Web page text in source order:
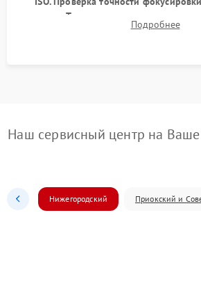
мишени. Тест записи на карту памяти,
вспышки, микрофона и всех
Подробнее
Наш сервисный центр на
Нижегородский Приокский и